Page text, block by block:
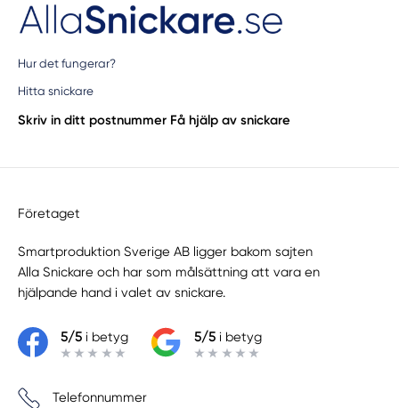
Hur det fungerar?
Hitta snickare
Skriv in ditt postnummer Få hjälp av snickare
Företaget
Smartproduktion Sverige AB ligger bakom sajten
Alla Snickare och har som målsättning att vara en
hjälpande hand i valet av snickare.
5/5i betyg 5/5i betyg
Telefonnummer